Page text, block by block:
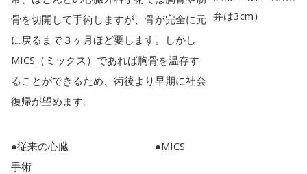
骨を切開して手術しますが、骨が完全に元
に戻るまで３ヶ月ほど要します。しかし
MICS（ミックス）であれば胸骨を温存す
ることができるため、術後より早期に社会
復帰が望めます。
弁は3cm）
●従来の心臓
手術
●MICS